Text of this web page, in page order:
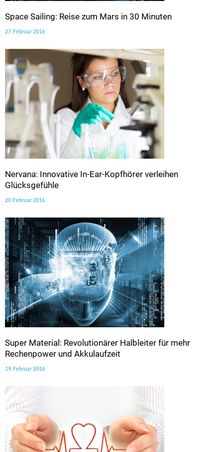
Space Sailing: Reise zum Mars in 30 Minuten
27. Februar 2016
Nervana: Innovative In-Ear-Kopfhörer verleihen
Glücksgefühle
20. Februar 2016
Super Material: Revolutionärer Halbleiter für mehr
Rechenpower und Akkulaufzeit
19. Februar 2016